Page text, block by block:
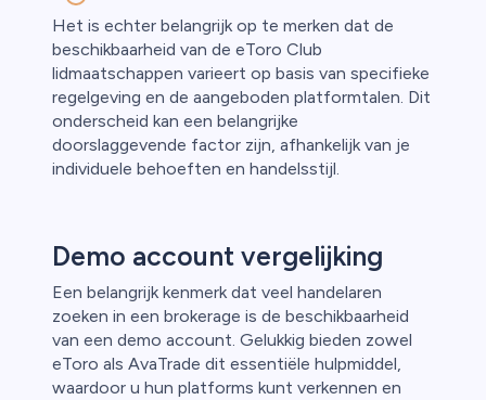
Het is echter belangrijk op te merken dat de
beschikbaarheid van de eToro Club
lidmaatschappen varieert op basis van specifieke
regelgeving en de aangeboden platformtalen. Dit
onderscheid kan een belangrijke
doorslaggevende factor zijn, afhankelijk van je
individuele behoeften en handelsstijl.
Demo account vergelijking
Een belangrijk kenmerk dat veel handelaren
zoeken in een brokerage is de beschikbaarheid
van een demo account. Gelukkig bieden zowel
eToro als AvaTrade dit essentiële hulpmiddel,
waardoor u hun platforms kunt verkennen en